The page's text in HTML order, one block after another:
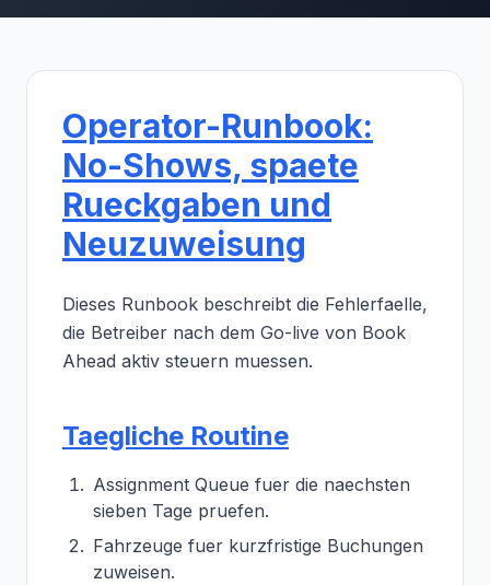
Operator-Runbook:
No-Shows, spaete
Rueckgaben und
Neuzuweisung
Dieses Runbook beschreibt die Fehlerfaelle,
die Betreiber nach dem Go-live von Book
Ahead aktiv steuern muessen.
Taegliche Routine
Assignment Queue fuer die naechsten
sieben Tage pruefen.
Fahrzeuge fuer kurzfristige Buchungen
zuweisen.